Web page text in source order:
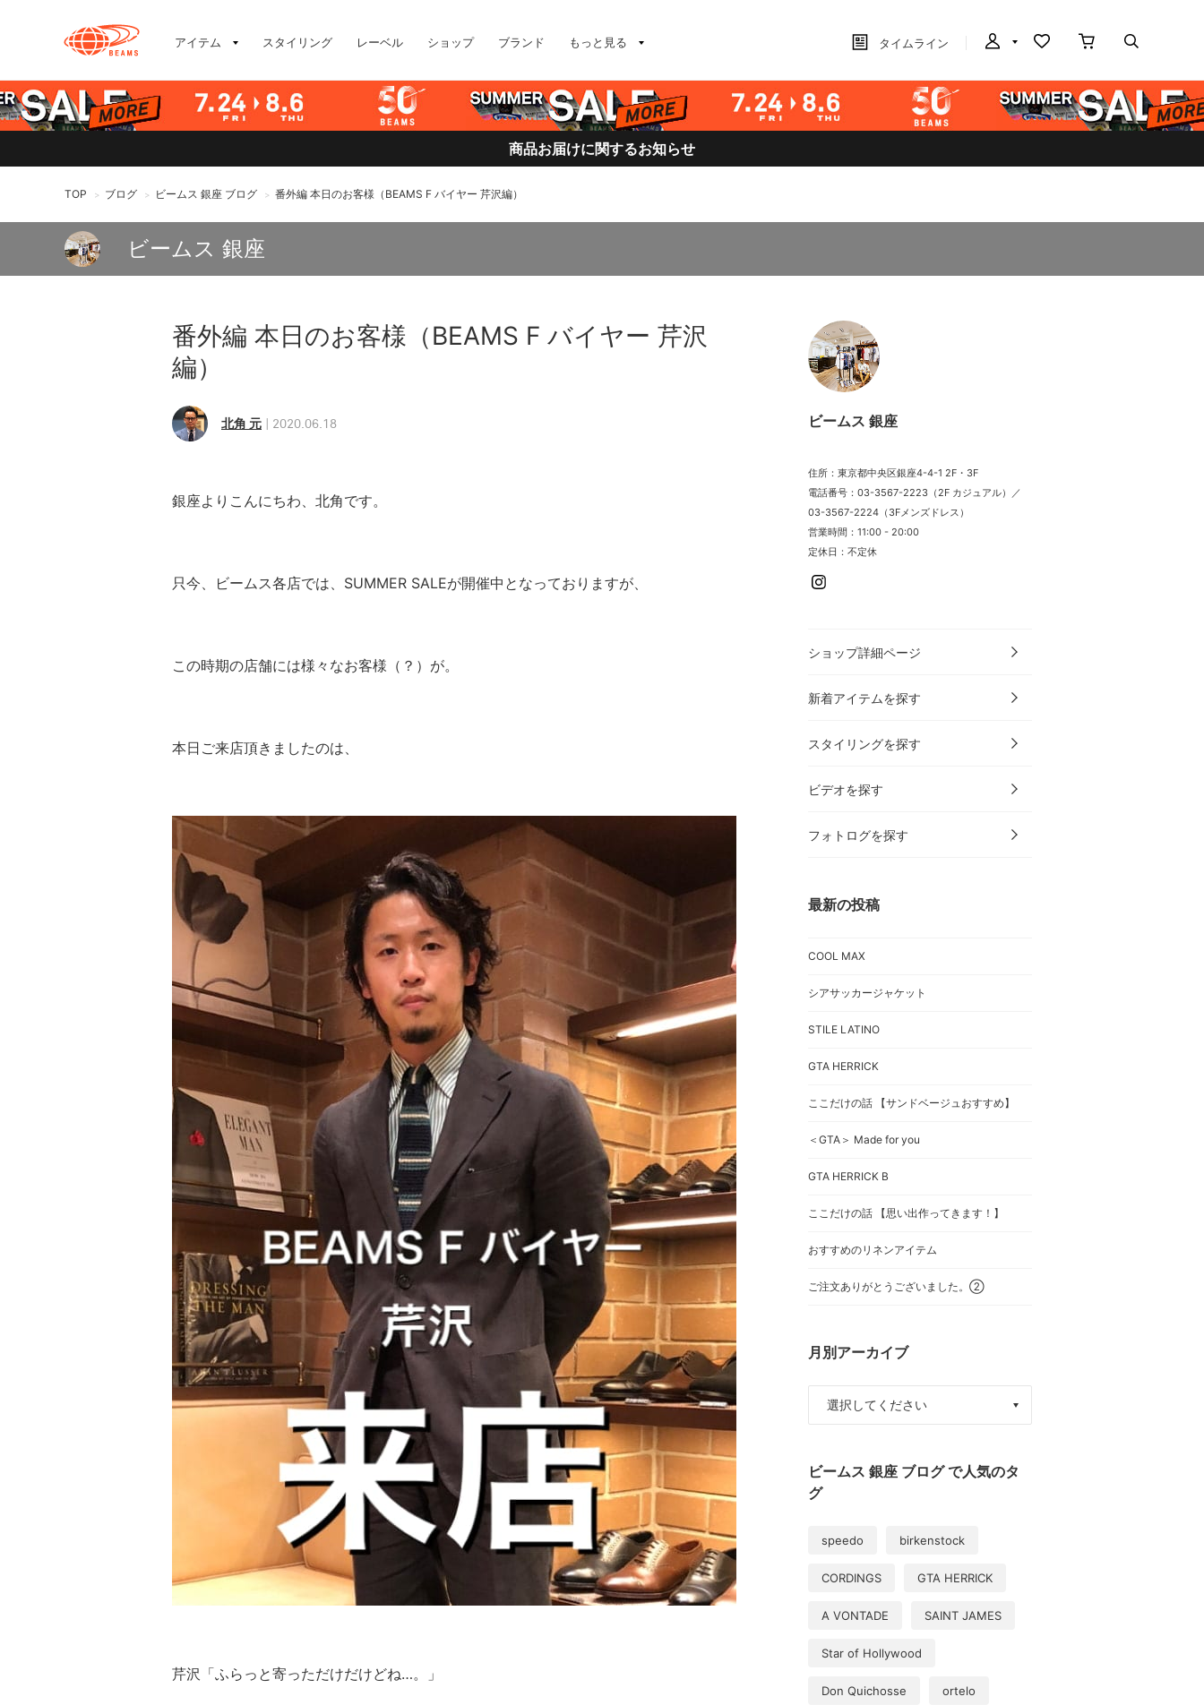
アイテム スタイリング レーベル ショップ ブランド もっと見る タイムライン
商品お届けに関するお知らせ
TOP > ブログ > ビームス 銀座 ブログ > 番外編 本日のお客様（BEAMS F バイヤー 芹沢編）
ビームス 銀座
番外編 本日のお客様（BEAMS F バイヤー 芹沢
編）
北角 元 2020.06.18
銀座よりこんにちわ、北角です。
只今、ビームス各店では、SUMMER SALEが開催中となっておりますが、
この時期の店舗には様々なお客様（？）が。
本日ご来店頂きましたのは、
芹沢「ふらっと寄っただけだけどね…。」
ビームス 銀座
住所：東京都中央区銀座4-4-1 2F・3F
電話番号：03-3567-2223（2F カジュアル）／
03-3567-2224（3Fメンズドレス）
営業時間：11:00 - 20:00
定休日：不定休
ショップ詳細ページ
新着アイテムを探す
スタイリングを探す
ビデオを探す
フォトログを探す
最新の投稿
COOL MAX
シアサッカージャケット
STILE LATINO
GTA HERRICK
ここだけの話 【サンドベージュおすすめ】
＜GTA＞ Made for you
GTA HERRICK B
ここだけの話 【思い出作ってきます！】
おすすめのリネンアイテム
ご注文ありがとうございました。②
月別アーカイブ
ビームス 銀座 ブログ で人気のタ
グ
speedo birkenstock
CORDINGS GTA HERRICK
A VONTADE SAINT JAMES
Star of Hollywood
Don Quichosse ortelo